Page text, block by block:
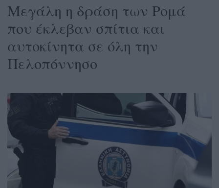
Μεγάλη η δράση των Ρομά
που έκλεβαν σπίτια και
αυτοκίνητα σε όλη την
Πελοπόννησο